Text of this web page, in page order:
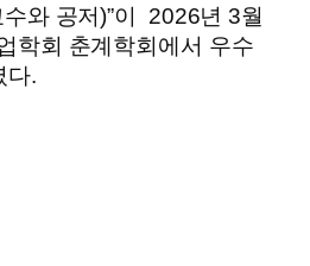
와 공저)”이 2026년 3월
학회 춘계학회에서 우수
다.